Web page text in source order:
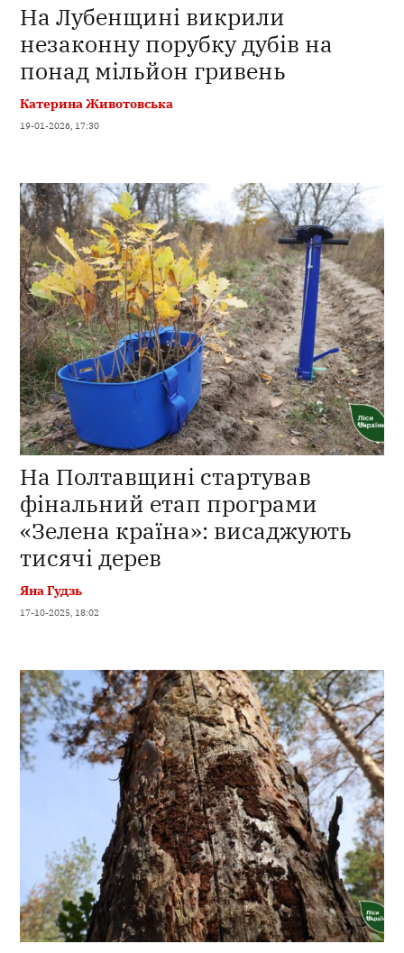
На Лубенщині викрили
незаконну порубку дубів на
понад мільйон гривень
Катерина Животовська
19-01-2026, 17:30
На Полтавщині стартував
фінальний етап програми
«Зелена країна»: висаджують
тисячі дерев
Яна Гудзь
17-10-2025, 18:02